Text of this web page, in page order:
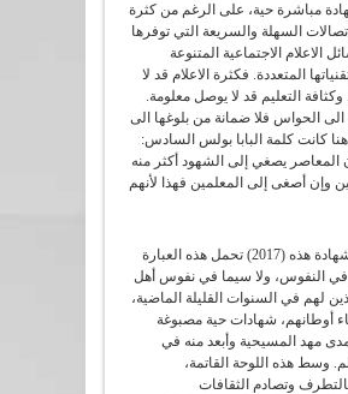
مباشرة حية، على الرغم من كثرة
السهلة والسريعة التي توفرها
الاعلام الاجتماعية المتنوعة
المتعددة. فكثرة الاعلام قد لا
وكثافة التعليم قد لا يوصل معلومة.
الحواس فلا ضمانة من بلوغها الى
كانت كلمة البابا بولس السادس:
المعاصر يصغي إلى الشهود أكثر منه
وإن أصغى إلى المعلمين فهذا لأنهم
في سنة الشهادة هذه (2017) تحمل هذه العبارة
في النفوس، ولا سيما في نفوس أهل
لهم في السنوات القليلة الماضية،
أوطانهم، شهادات حية مصبوغة
مهد المسيحية وأبعد منه في
وسط هذه اللوحة القاتمة،
وتصادم الثقافات